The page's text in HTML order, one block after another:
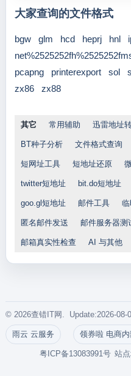
大家查询的文件格式
bgw glm hcd heprj hnl
pcapng
printerexport sol
zx86
zx88
其它 常用辅助 迅雷地址
BT种子分析 文件格式查询
短网址工具 短地址还原
twitter短地址 bit.do短地址
goo.gl短地址 邮件工具
匿名邮件发送 邮件服务器测
邮箱真实性检查 AI 与其他
© 2026查错IT网. Update:2026-08-
雨云 云服务 领券啦 电商内
站
粤ICP备13083991号